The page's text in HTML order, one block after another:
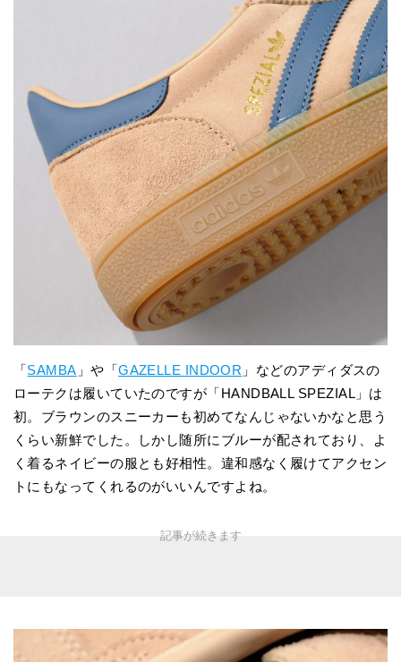
「SAMBA 」や「GAZELLE INDOOR 」などのアディダスの
ローテクは履いていたのですが「HANDBALL SPEZIAL」は
初。ブラウンのスニーカーも初めてなんじゃないかなと思う
くらい新鮮でした。しかし随所にブルーが配されており、よ
く着るネイビーの服とも好相性。違和感なく履けてアクセン
トにもなってくれるのがいいんですよね。